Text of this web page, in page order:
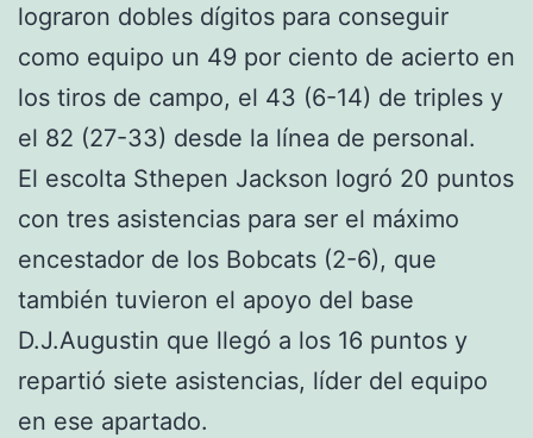
lograron dobles dígitos para conseguir
como equipo un 49 por ciento de acierto en
los tiros de campo, el 43 (6-14) de triples y
el 82 (27-33) desde la línea de personal.
El escolta Sthepen Jackson logró 20 puntos
con tres asistencias para ser el máximo
encestador de los Bobcats (2-6), que
también tuvieron el apoyo del base
D.J.Augustin que llegó a los 16 puntos y
repartió siete asistencias, líder del equipo
en ese apartado.